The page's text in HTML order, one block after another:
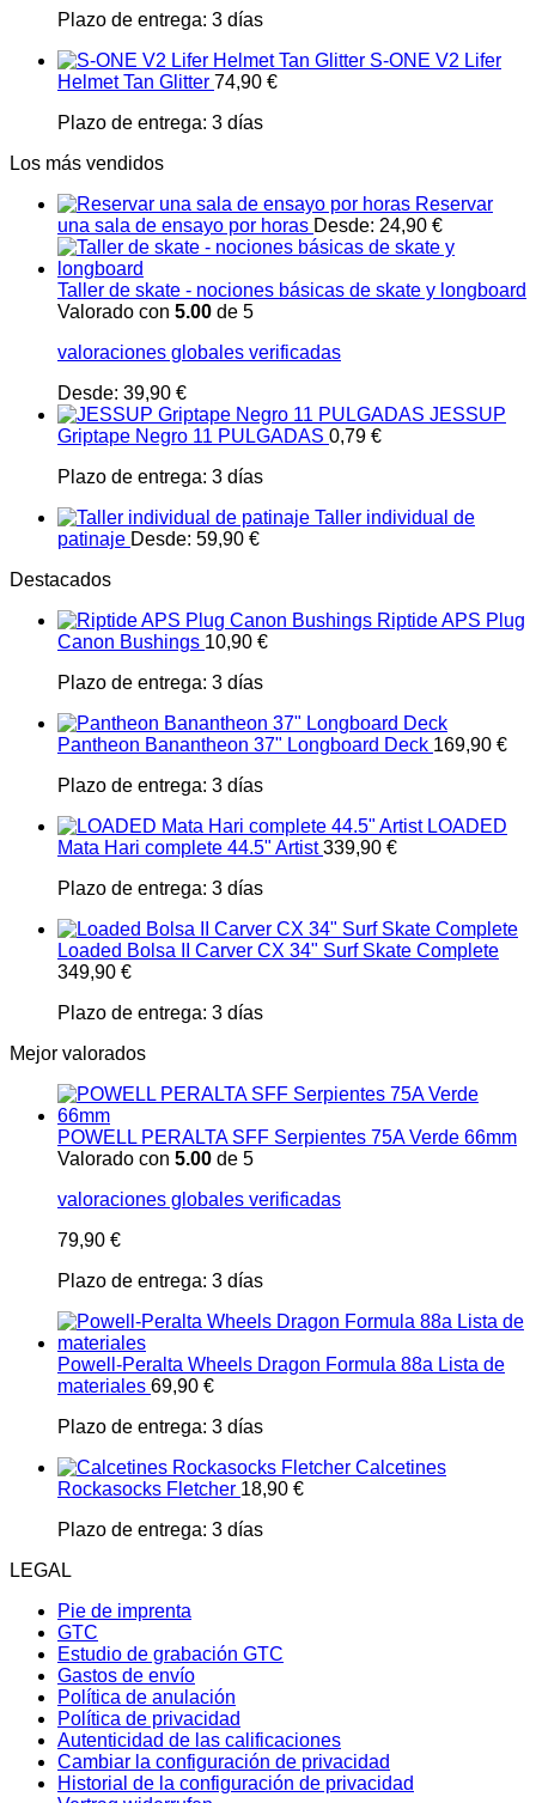
Plazo de entrega: 3 días
S-ONE V2 Lifer
Helmet Tan Glitter 74,90 €
Plazo de entrega: 3 días
Los más vendidos
Reservar
una sala de ensayo por horas Desde: 24,90 €
Taller de skate - nociones básicas de skate y longboard
Valorado con 5.00 de 5
valoraciones globales verificadas
Desde: 39,90 €
JESSUP
Griptape Negro 11 PULGADAS 0,79 €
Plazo de entrega: 3 días
Taller individual de
patinaje Desde: 59,90 €
Destacados
Riptide APS Plug
Canon Bushings 10,90 €
Plazo de entrega: 3 días
Pantheon Banantheon 37" Longboard Deck 169,90 €
Plazo de entrega: 3 días
LOADED
Mata Hari complete 44.5" Artist 339,90 €
Plazo de entrega: 3 días
Loaded Bolsa II Carver CX 34" Surf Skate Complete
349,90 €
Plazo de entrega: 3 días
Mejor valorados
POWELL PERALTA SFF Serpientes 75A Verde 66mm
Valorado con 5.00 de 5
valoraciones globales verificadas
79,90 €
Plazo de entrega: 3 días
Powell-Peralta Wheels Dragon Formula 88a Lista de
materiales 69,90 €
Plazo de entrega: 3 días
Calcetines
Rockasocks Fletcher 18,90 €
Plazo de entrega: 3 días
LEGAL
Pie de imprenta
GTC
Estudio de grabación GTC
Gastos de envío
Política de anulación
Política de privacidad
Autenticidad de las calificaciones
Cambiar la configuración de privacidad
Historial de la configuración de privacidad